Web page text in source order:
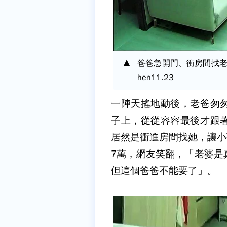
爸爸急開門、衝房間找
hen11.23
一陣天搖地動後，老爸匆
子上，從從容容最後才跟
居然是衝進房間找她，讓
7萬，網友笑翻，「老婆
但這個爸爸不能要了」。